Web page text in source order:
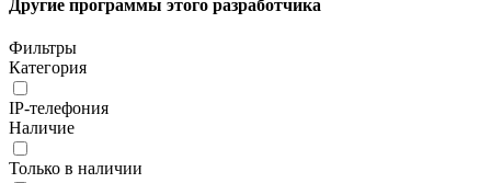
Другие программы этого разработчика
Фильтры
Категория
IP-телефония
Наличие
Только в наличии